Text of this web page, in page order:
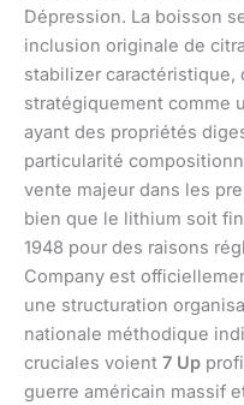
Dépression. La boisson
inclusion originale de
stabilizer caractéristique,
stratégiquement comme
ayant des propriétés
particularité
vente majeur dans les
bien que le lithium soit
1948 pour des raisons
Company est
une structuration
nationale méthodique
cruciales voient 7 Up
guerre américain massif